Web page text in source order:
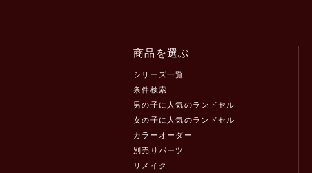
商品を選ぶ
シリーズ一覧
条件検索
男の子に人気のランドセル
女の子に人気のランドセル
カラーオーダー
別売りパーツ
リメイク